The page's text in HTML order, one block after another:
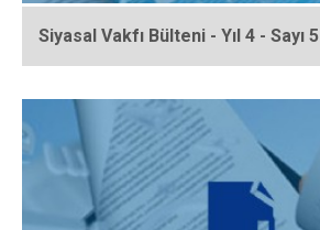
Siyasal Vakfı Bülteni - Yıl 4 - Sayı 5